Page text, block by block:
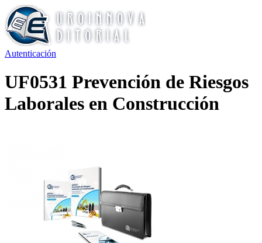
Autenticación
UF0531 Prevención de Riesgos
Laborales en Construcción